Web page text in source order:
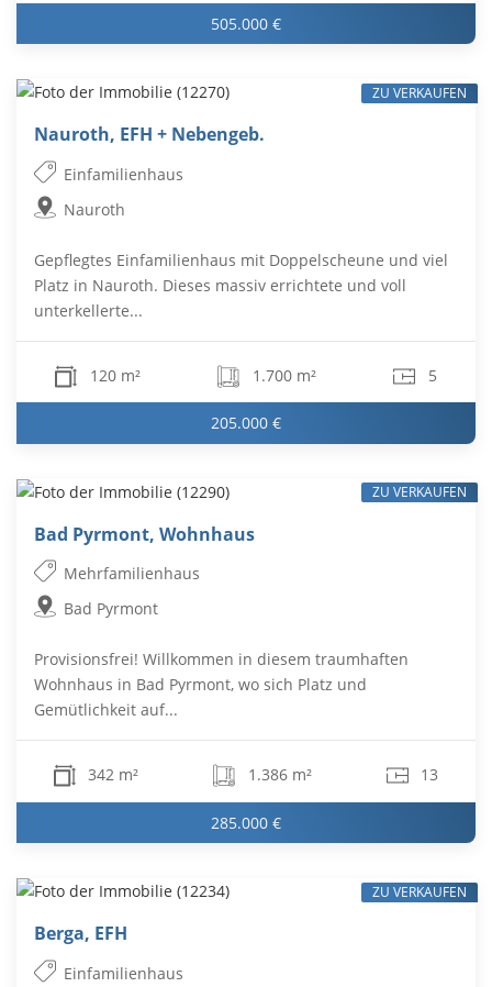
505.000 €
Nauroth, EFH + Nebengeb.
Einfamilienhaus
Nauroth
Gepflegtes Einfamilienhaus mit Doppelscheune und viel
Platz in Nauroth. Dieses massiv errichtete und voll
unterkellerte...
120 m² 1.700 m² 5
205.000 €
ZU VERKAUFEN
Bad Pyrmont, Wohnhaus
Mehrfamilienhaus
Bad Pyrmont
Provisionsfrei! Willkommen in diesem traumhaften
Wohnhaus in Bad Pyrmont, wo sich Platz und
Gemütlichkeit auf...
342 m² 1.386 m² 13
285.000 €
ZU VERKAUFEN
Berga, EFH
Einfamilienhaus
ZU VERKAUFEN